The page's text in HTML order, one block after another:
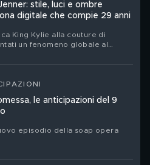
stile, luci e ombre
digitale che compie 29 anni
King Kylie alla couture di
un fenomeno globale al
che ha trasformato la propria
le anticipazioni del 9
episodio della soap opera